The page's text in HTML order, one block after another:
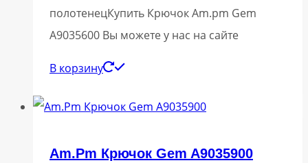
полотенецКупить Крючок Am.pm Gem
A9035600 Вы можете у нас на сайте
В корзину
Am.Pm Крючок Gem A9035900